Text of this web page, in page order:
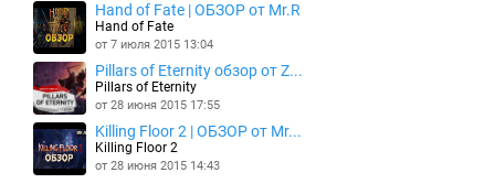
Hand of Fate | ОБЗОР от Mr.R
Hand of Fate
от 7 июля 2015 13:04
Pillars of Eternity обзор от Z...
Pillars of Eternity
от 28 июня 2015 17:55
Killing Floor 2 | ОБЗОР от Mr...
Killing Floor 2
от 28 июня 2015 14:43